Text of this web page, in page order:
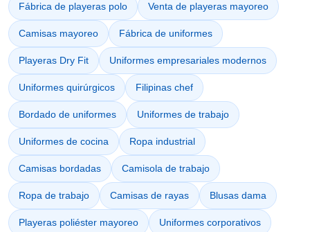
Fábrica de playeras polo Venta de playeras mayoreo
Camisas mayoreo Fábrica de uniformes
Playeras Dry Fit Uniformes empresariales modernos
Uniformes quirúrgicos Filipinas chef
Bordado de uniformes Uniformes de trabajo
Uniformes de cocina Ropa industrial
Camisas bordadas Camisola de trabajo
Ropa de trabajo Camisas de rayas Blusas dama
Playeras poliéster mayoreo Uniformes corporativos